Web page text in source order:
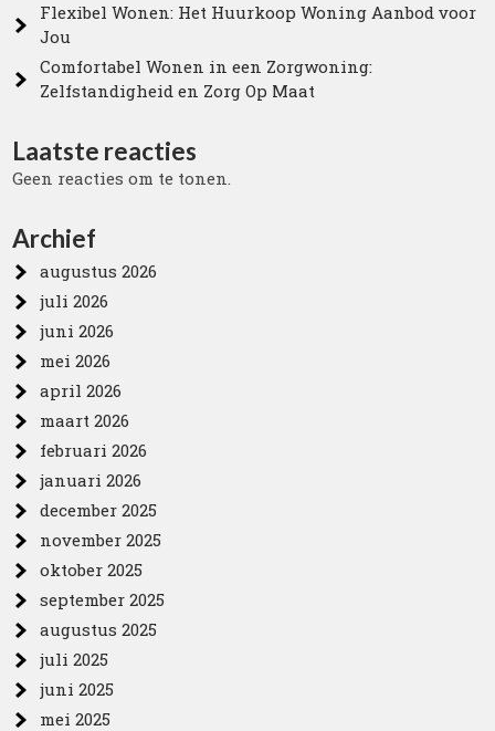
Flexibel Wonen: Het Huurkoop Woning Aanbod voor
Jou
Comfortabel Wonen in een Zorgwoning:
Zelfstandigheid en Zorg Op Maat
Laatste reacties
Geen reacties om te tonen.
Archief
augustus 2026
juli 2026
juni 2026
mei 2026
april 2026
maart 2026
februari 2026
januari 2026
december 2025
november 2025
oktober 2025
september 2025
augustus 2025
juli 2025
juni 2025
mei 2025